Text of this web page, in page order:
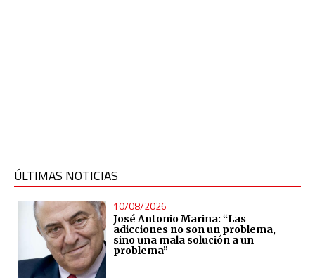
ÚLTIMAS NOTICIAS
10/08/2026
José Antonio Marina: “Las
adicciones no son un problema,
sino una mala solución a un
problema”